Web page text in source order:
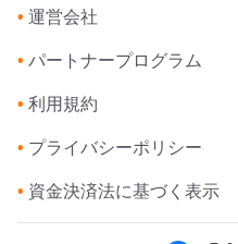
• 運営会社
• パートナープログラム
• 利用規約
• プライバシーポリシー
• 資金決済法に基づく表示